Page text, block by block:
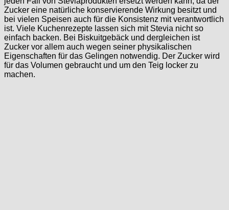
Zucker eine natürliche konservierende Wirkung besitzt und
bei vielen Speisen auch für die Konsistenz mit verantwortlich
ist. Viele Kuchenrezepte lassen sich mit Stevia nicht so
einfach backen. Bei Biskuitgebäck und dergleichen ist
Zucker vor allem auch wegen seiner physikalischen
Eigenschaften für das Gelingen notwendig. Der Zucker wird
für das Volumen gebraucht und um den Teig locker zu
machen.